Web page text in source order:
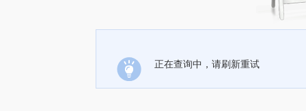
正在查询中，请刷新重试